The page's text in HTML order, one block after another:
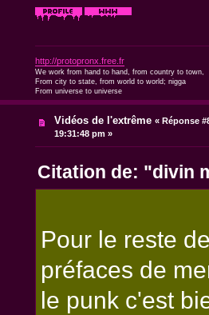
http://protopronx.free.fr
We work from hand to hand, from country to town,
From city to state, from world to world; nigga
From universe to universe
Vidéos de l'extrême «Réponse
19:31:48 pm »
Citation de: "divin
Pour le reste
préfaces de
le punk c'est